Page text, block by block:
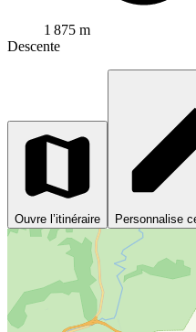
1 875 m
Descente
Ouvre l’itinéraire Personnalise